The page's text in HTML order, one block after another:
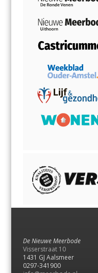
De Nieuwe Meerbode
Visserstraat 10
1431 GJ Aalsmeer
0297-341900